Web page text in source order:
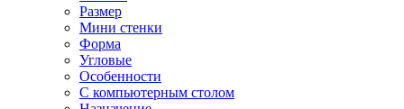
Размер
Мини стенки
Форма
Угловые
Особенности
С компьютерным столом